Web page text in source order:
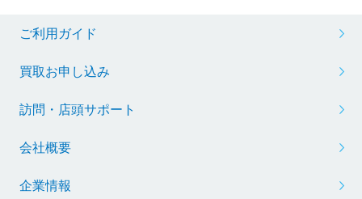
ご利用ガイド
買取お申し込み
訪問・店頭サポート
会社概要
企業情報